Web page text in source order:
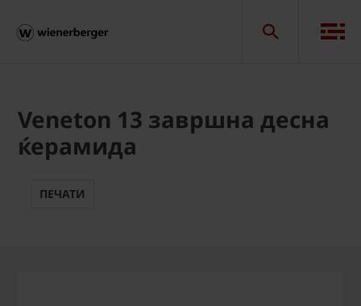
Veneton 13 завршна десна
ќерамида
ПЕЧАТИ